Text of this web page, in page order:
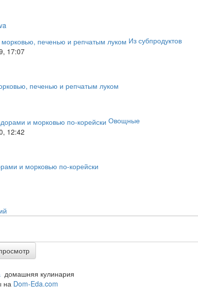
Из субпродуктов
17:07
печенью и репчатым луком
Овощные
12:42
и морковью по-корейски
домашняя кулинария
на Dom-Eda.com